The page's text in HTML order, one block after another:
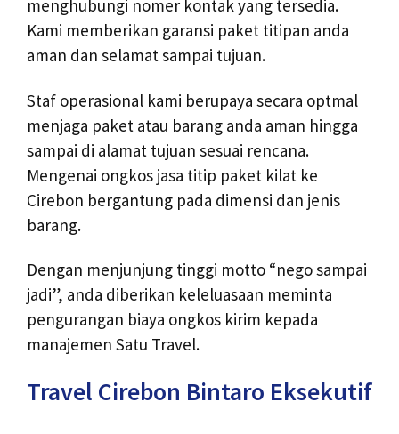
menghubungi nomer kontak yang tersedia.
Kami memberikan garansi paket titipan anda
aman dan selamat sampai tujuan.
Staf operasional kami berupaya secara optmal
menjaga paket atau barang anda aman hingga
sampai di alamat tujuan sesuai rencana.
Mengenai ongkos jasa titip paket kilat ke
Cirebon bergantung pada dimensi dan jenis
barang.
Dengan menjunjung tinggi motto “nego sampai
jadi”, anda diberikan keleluasaan meminta
pengurangan biaya ongkos kirim kepada
manajemen Satu Travel.
Travel Cirebon Bintaro Eksekutif